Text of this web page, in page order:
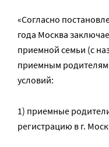
«Согласно
года Москва
приемной семьи (с
приемным
условий:
1) приемные
регистрацию в г.